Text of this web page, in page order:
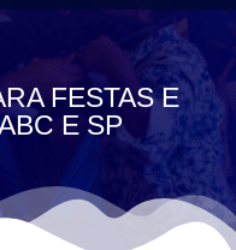
FESTAS E
E SP